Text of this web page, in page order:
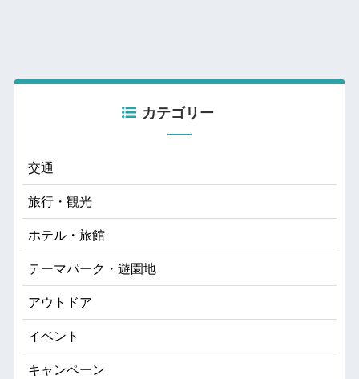
カテゴリー
交通
旅行・観光
ホテル・旅館
テーマパーク・遊園地
アウトドア
イベント
キャンペーン